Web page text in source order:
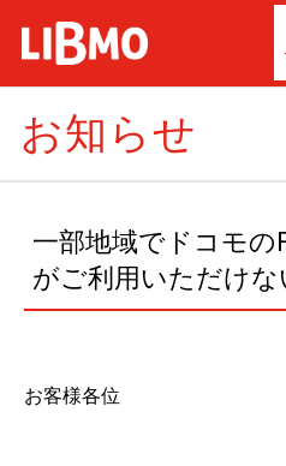
お知らせ
一部地域でドコモの
がご利用いただけ
お客様各位